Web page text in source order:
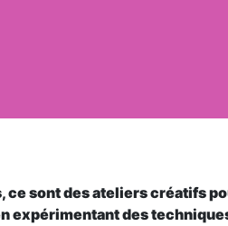
ce sont des ateliers créatifs
expérimentant des